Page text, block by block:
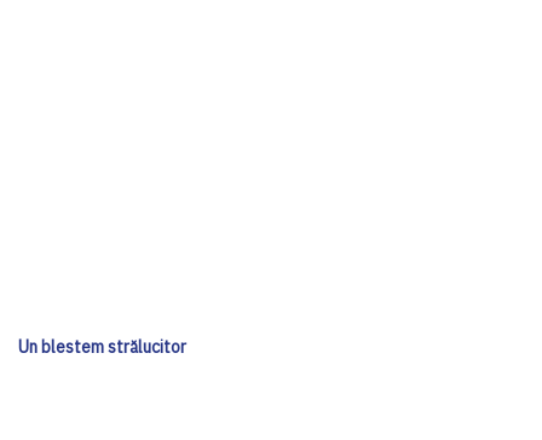
Un blestem strălucitor